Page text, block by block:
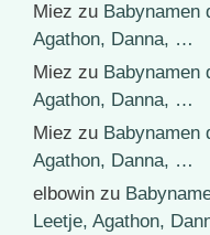
Miez zu Babynamen
Agathon, Danna, …
Miez zu Babynamen
Agathon, Danna, …
Miez zu Babynamen
Agathon, Danna, …
elbowin zu
Leetje, Agathon,